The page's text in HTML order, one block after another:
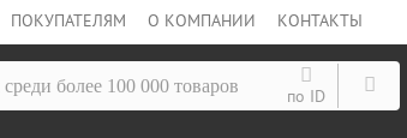
ПОКУПАТЕЛЯМ О КОМПАНИИ КОНТАКТЫ
по ID